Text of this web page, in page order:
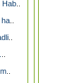
Hab
ha